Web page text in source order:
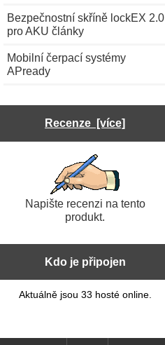
Bezpečnostní skříně lockEX 2.0
pro AKU články
Mobilní čerpací systémy
APready
Recenze [více]
Napište recenzi na tento
produkt.
Kdo je připojen
Aktuálně jsou 33 hosté online.